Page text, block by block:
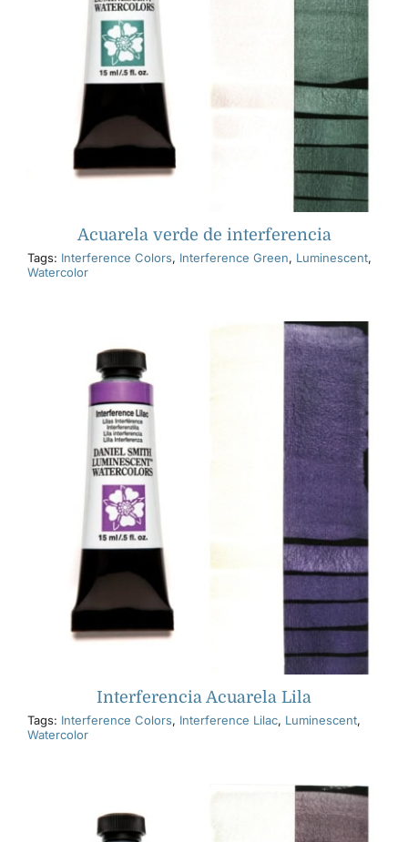
Acuarela verde de interferencia
Tags: Interference Colors, Interference Green, Luminescent,
Watercolor
Interferencia Acuarela Lila
Tags: Interference Colors, Interference Lilac, Luminescent,
Watercolor